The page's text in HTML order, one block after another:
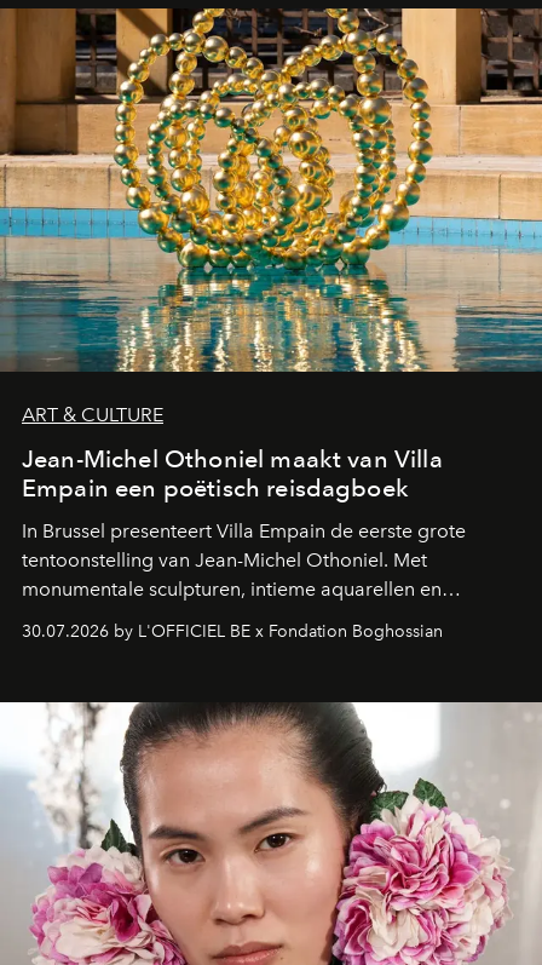
ART & CULTURE
Jean-Michel Othoniel maakt van Villa
Empain een poëtisch reisdagboek
In Brussel presenteert Villa Empain de eerste grote
tentoonstelling van Jean-Michel Othoniel. Met
monumentale sculpturen, intieme aquarellen en
fonkelend Murano-glas creëert de Franse kunstenaar
een emotionele reis waarin elk werk de herinnering
moment van verwondering.
30.07.2026 by L'OFFICIEL BE x Fondation Boghossian